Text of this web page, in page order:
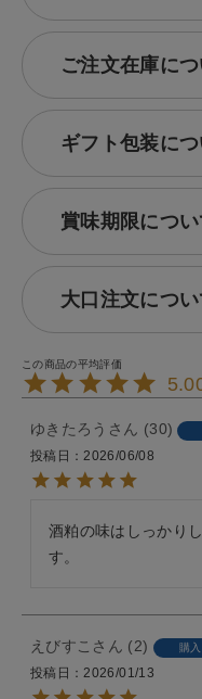
ご注文在庫に
ギフト包装に
賞味期限につい
大口注文につい
ゆきたろう 30
投稿日
2026/06/08
酒粕の味はしっかり
す。
えびすこ 2 購
投稿日
2026/01/13